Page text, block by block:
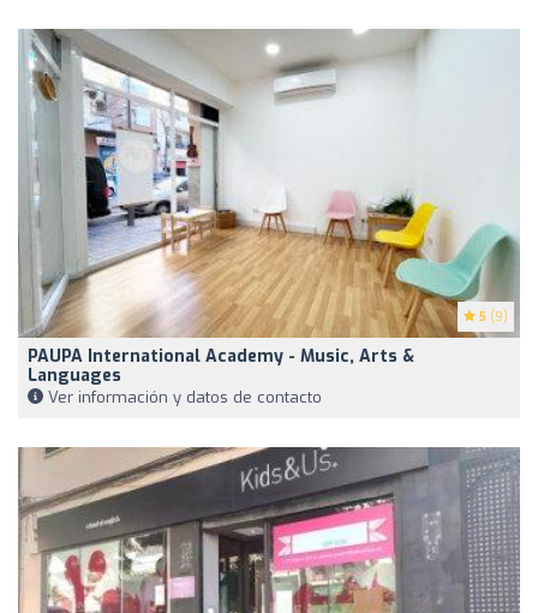
5 (9)
PAUPA International Academy - Music, Arts &
Languages
Ver información y datos de contacto